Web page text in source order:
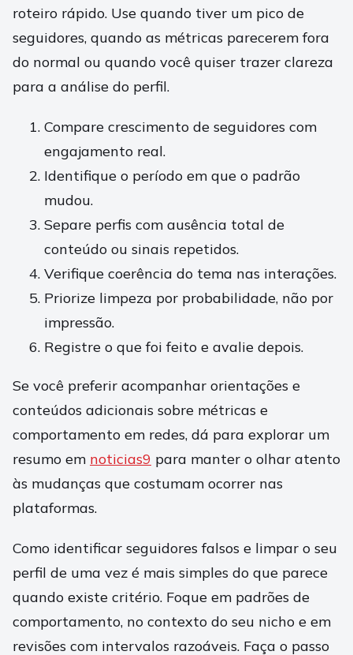
roteiro rápido. Use quando tiver um pico de
seguidores, quando as métricas parecerem fora
do normal ou quando você quiser trazer clareza
para a análise do perfil.
Compare crescimento de seguidores com
engajamento real.
Identifique o período em que o padrão
mudou.
Separe perfis com ausência total de
conteúdo ou sinais repetidos.
Verifique coerência do tema nas interações.
Priorize limpeza por probabilidade, não por
impressão.
Registre o que foi feito e avalie depois.
Se você preferir acompanhar orientações e
conteúdos adicionais sobre métricas e
comportamento em redes, dá para explorar um
resumo em noticias9 para manter o olhar atento
às mudanças que costumam ocorrer nas
plataformas.
Como identificar seguidores falsos e limpar o seu
perfil de uma vez é mais simples do que parece
quando existe critério. Foque em padrões de
comportamento, no contexto do seu nicho e em
revisões com intervalos razoáveis. Faça o passo